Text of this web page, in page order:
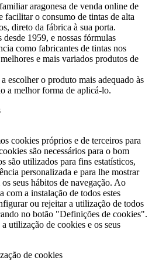
aragonesa de venda online de
facilitar o consumo de tintas de alta
direto da fábrica à sua porta.
1959, e nossas fórmulas
como fabricantes de tintas nos
e mais variados produtos de
escolher o produto mais adequado às
a melhor forma de aplicá-lo.
cookies próprios e de terceiros para
são necessários para o bom
são utilizados para fins estatísticos,
personalizada e para lhe mostrar
seus hábitos de navegação. Ao
com a instalação de todos estes
ou rejeitar a utilização de todos
no botão "Definições de cookies".
utilização de cookies e os seus
de cookies